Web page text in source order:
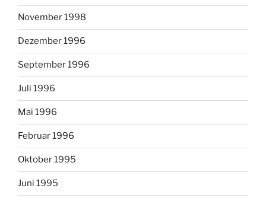
November 1998
Dezember 1996
September 1996
Juli 1996
Mai 1996
Februar 1996
Oktober 1995
Juni 1995